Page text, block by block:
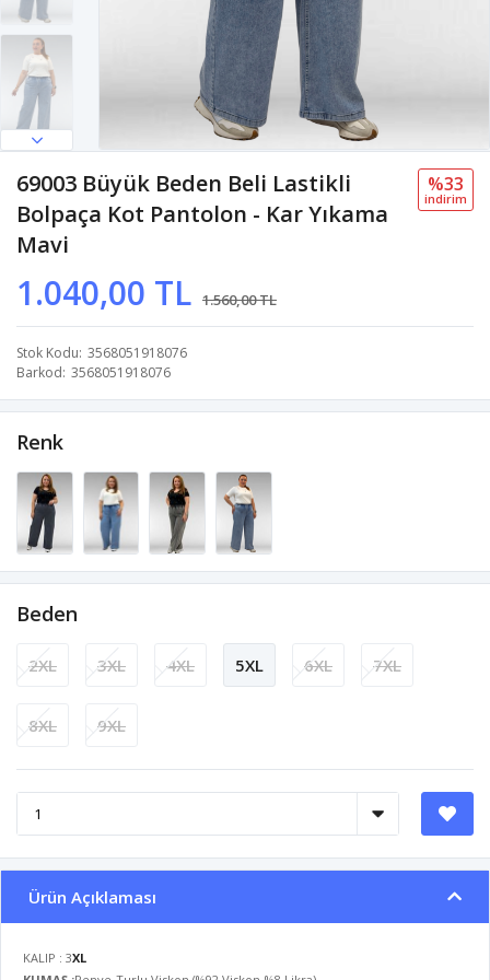
69003 Büyük Beden Beli Lastikli
Bolpaça Kot Pantolon - Kar Yıkama
Mavi
1.040,00 TL 1.560,00 TL
%33
i̇ndi̇ri̇m
Stok Kodu 3568051918076
Barkod 3568051918076
Renk
Beden
2XL 3XL 4XL 5XL 6XL 7XL
8XL 9XL
Ürün Açıklaması
KALIP : 3XL